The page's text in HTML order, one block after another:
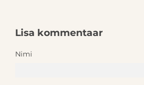
Lisa kommentaar
Nimi